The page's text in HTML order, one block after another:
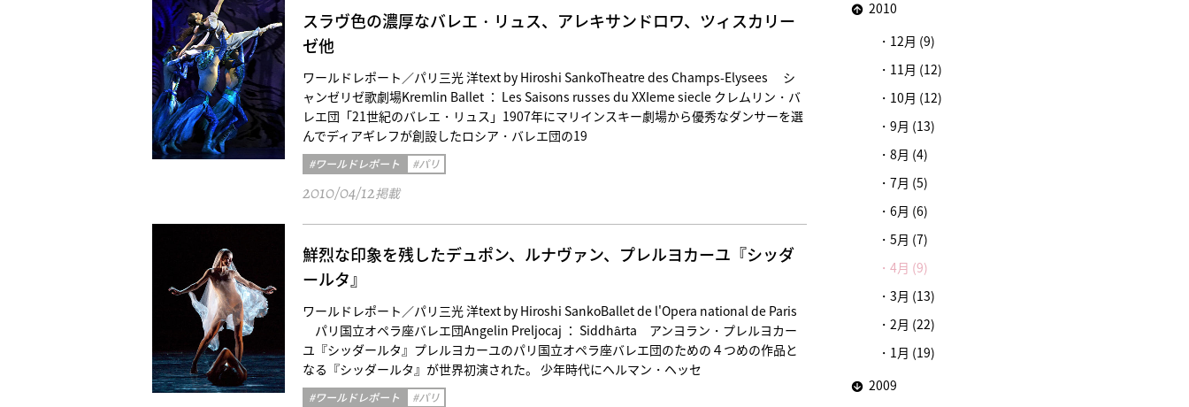
スラヴ色の濃厚なバレエ・リュス、アレキサンドロワ、ツィスカリー
ゼ他
ワールドレポート／パリ三光 洋text by Hiroshi SankoTheatre des Champs-Elysees シ
ャンゼリゼ歌劇場Kremlin Ballet ： Les Saisons russes du XXIeme siecle クレムリン・バ
レエ団「21世紀のバレエ・リュス」1907年にマリインスキー劇場から優秀なダンサーを選
んでディアギレフが創設したロシア・バレエ団の19
#ワールドレポート #パリ
2010/04/12掲載
鮮烈な印象を残したデュポン、ルナヴァン、プレルヨカーユ『シッダ
ールタ』
ワールドレポート／パリ三光 洋text by Hiroshi SankoBallet de l'Opera national de Paris
パリ国立オペラ座バレエ団Angelin Preljocaj ： Siddhârta アンヨラン・プレルヨカー
ユ『シッダールタ』プレルヨカーユのパリ国立オペラ座バレエ団のための４つめの作品と
なる『シッダールタ』が世界初演された。 少年時代にヘルマン・ヘッセ
#ワールドレポート #パリ
2010
12月 (9)
11月 (12)
10月 (12)
9月 (13)
8月 (4)
7月 (5)
6月 (6)
5月 (7)
4月 (9)
3月 (13)
2月 (22)
1月 (19)
2009